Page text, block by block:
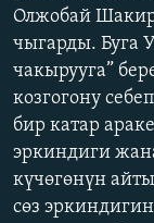
Олжобай
чыгарды. Буга
чакырууга”
козгогону
бир катар
эркиндиги
күчөгөнүн
сөз